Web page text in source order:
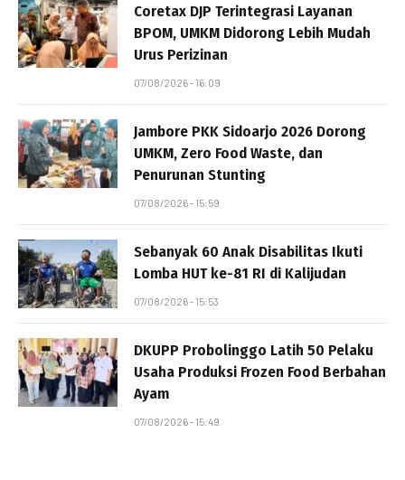
Coretax DJP Terintegrasi Layanan
BPOM, UMKM Didorong Lebih Mudah
Urus Perizinan
07/08/2026 - 16:09
Jambore PKK Sidoarjo 2026 Dorong
UMKM, Zero Food Waste, dan
Penurunan Stunting
07/08/2026 - 15:59
Sebanyak 60 Anak Disabilitas Ikuti
Lomba HUT ke-81 RI di Kalijudan
07/08/2026 - 15:53
DKUPP Probolinggo Latih 50 Pelaku
Usaha Produksi Frozen Food Berbahan
Ayam
07/08/2026 - 15:49